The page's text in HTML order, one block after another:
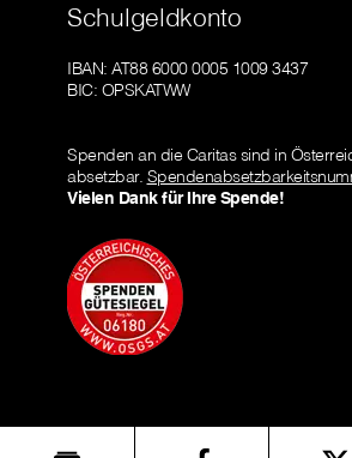
Schulgeldkonto
IBAN: AT88 6000 0005 1009 3437
BIC: OPSKATWW
Spenden an die Caritas sind in
absetzbar.
Vielen Dank für Ihre Spende!